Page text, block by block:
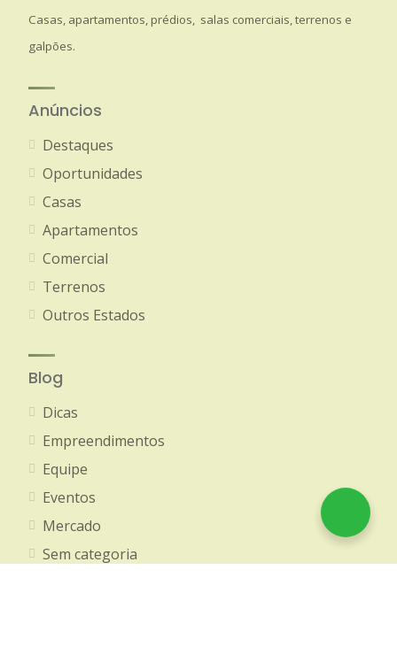
Casas, apartamentos, prédios, salas comerciais, terrenos e
galpões.
Anúncios
Destaques
Oportunidades
Casas
Apartamentos
Comercial
Terrenos
Outros Estados
Blog
Dicas
Empreendimentos
Equipe
Eventos
Mercado
Sem categoria